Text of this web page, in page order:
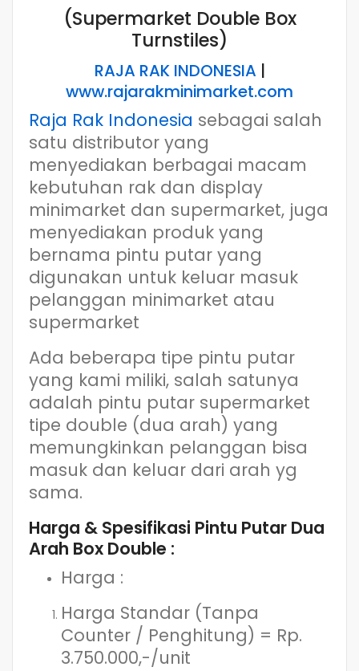
(Supermarket Double Box
Turnstiles)
RAJA RAK INDONESIA |
www.rajarakminimarket.com
Raja Rak Indonesia sebagai salah
satu distributor yang
menyediakan berbagai macam
kebutuhan rak dan display
minimarket dan supermarket, juga
menyediakan produk yang
bernama pintu putar yang
digunakan untuk keluar masuk
pelanggan minimarket atau
supermarket
Ada beberapa tipe pintu putar
yang kami miliki, salah satunya
adalah pintu putar supermarket
tipe double (dua arah) yang
memungkinkan pelanggan bisa
masuk dan keluar dari arah yg
sama.
Harga & Spesifikasi Pintu Putar Dua
Arah Box Double :
Harga :
Harga Standar (Tanpa
Counter / Penghitung) = Rp.
3.750.000,-/unit